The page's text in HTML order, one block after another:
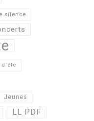
silence
d'été
Jeunes
LL PDF